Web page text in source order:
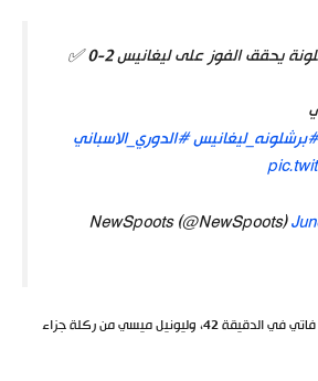
يحقق الفوز على ليغانيس 2-0 ✅
#برشلونه_ليغانيس#الدوري_الاسباني
وسجل هدفي برشلونة أنسو فاتي في الدقيقة 42، وليونيل ميسي من ركلة جزاء